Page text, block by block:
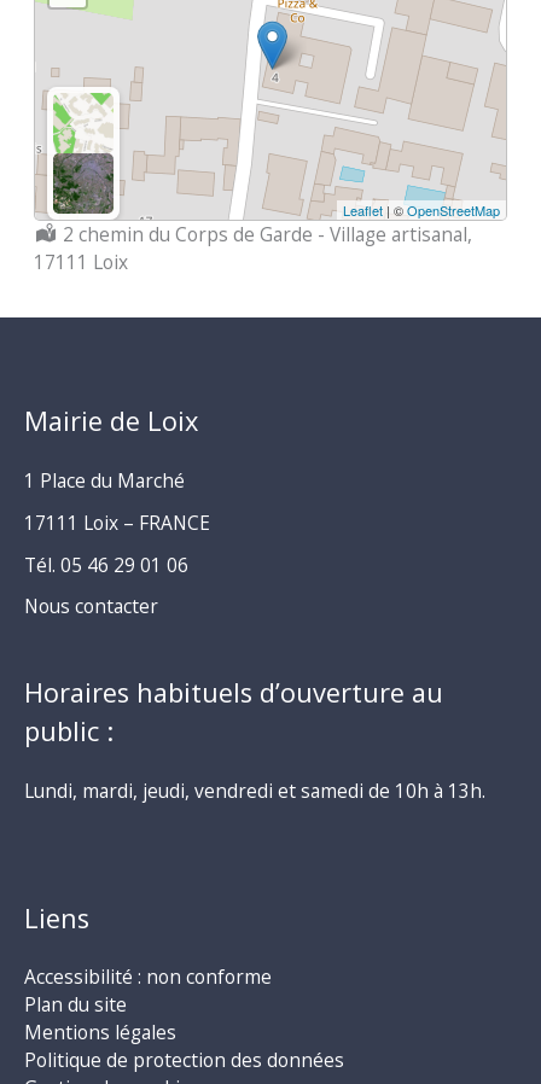
Leaflet | ©OpenStreetMap
Localisation :
2 chemin du Corps de Garde - Village artisanal,
17111 Loix
Mairie de Loix
1 Place du Marché
17111 Loix – FRANCE
Tél. 05 46 29 01 06
Nous contacter
Horaires habituels d’ouverture au
public :
Lundi, mardi, jeudi, vendredi et samedi de 10h à 13h.
Liens
Accessibilité : non conforme
Plan du site
Mentions légales
Politique de protection des données